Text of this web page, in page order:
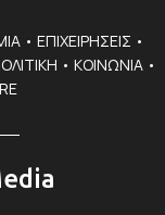
• ΕΠΙΧΕΙΡΗΣΕΙΣ •
• ΚΟΙΝΩΝΙΑ •